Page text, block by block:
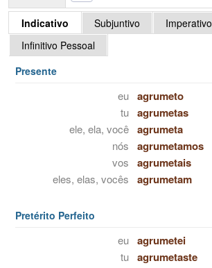
Indicativo Subjuntivo
Imperativo
Infinitivo Pessoal
Presente
eu agrumeto
tu agrumetas
ele, ela, você agrumeta
nós agrumetamos
vos agrumetais
eles, elas, vocês agrumetam
Pretérito Perfeito
eu agrumetei
tu agrumetaste